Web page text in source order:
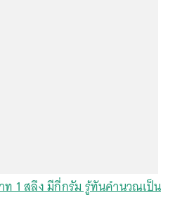
1 สลึง มีกี่กรัม รู้ทันคำนวณเป็น